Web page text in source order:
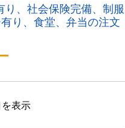
り、社会保険完備、制服
り、食堂、弁当の注文
表示